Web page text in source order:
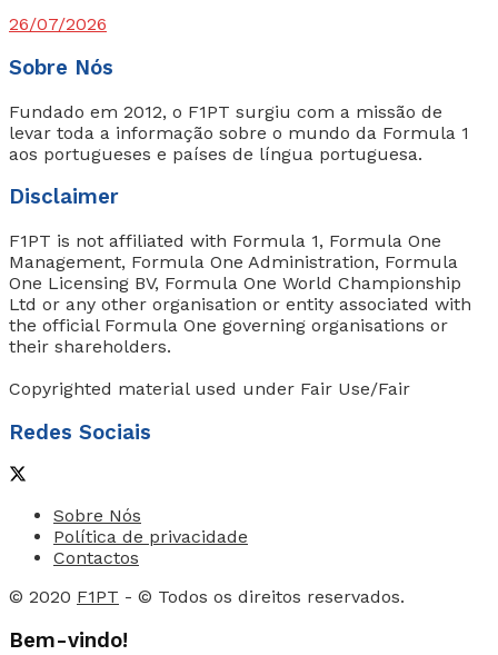
26/07/2026
Sobre Nós
Fundado em 2012, o F1PT surgiu com a missão de
levar toda a informação sobre o mundo da Formula 1
aos portugueses e países de língua portuguesa.
Disclaimer
F1PT is not affiliated with Formula 1, Formula One
Management, Formula One Administration, Formula
One Licensing BV, Formula One World Championship
Ltd or any other organisation or entity associated with
the official Formula One governing organisations or
their shareholders.
Copyrighted material used under Fair Use/Fair
Redes Sociais
Sobre Nós
Política de privacidade
Contactos
© 2020 F1PT - © Todos os direitos reservados.
Bem-vindo!